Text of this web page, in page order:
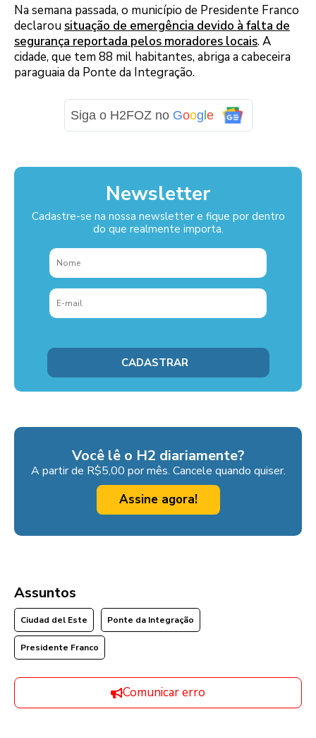
Na semana passada, o município de Presidente Franco
declarou situação de emergência devido à falta de
segurança reportada pelos moradores locais. A
cidade, que tem 88 mil habitantes, abriga a cabeceira
paraguaia da Ponte da Integração.
Siga o H2FOZ no Google
Newsletter
Cadastre-se na nossa newsletter e fique por dentro
do que realmente importa.
Você lê o H2 diariamente?
A partir de R$5,00 por mês. Cancele quando quiser.
Assine agora!
Assuntos
Ciudad del Este Ponte da Integração
Presidente Franco
Comunicar erro